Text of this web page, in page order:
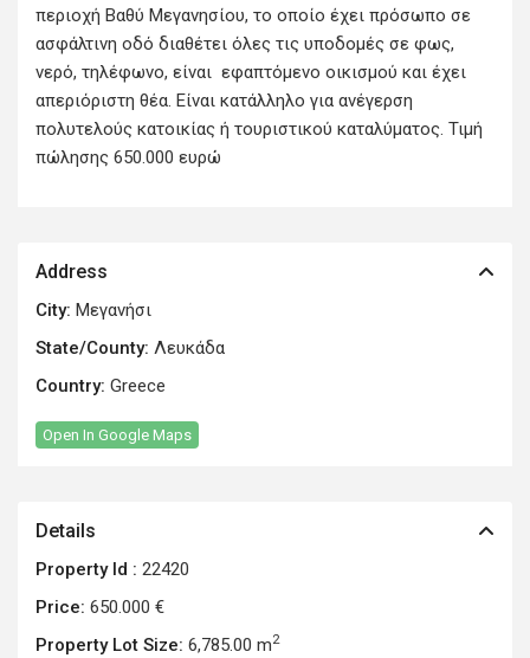
περιοχή Βαθύ Μεγανησίου, το οποίο έχει πρόσωπο σε
ασφάλτινη οδό διαθέτει όλες τις υποδομές σε φως,
νερό, τηλέφωνο, είναι εφαπτόμενο οικισμού και έχει
απεριόριστη θέα. Είναι κατάλληλο για ανέγερση
πολυτελούς κατοικίας ή τουριστικού καταλύματος. Τιμή
πώλησης 650.000 ευρώ
Address
City: Μεγανήσι
State/County: Λευκάδα
Country: Greece
Open In Google Maps
Details
Property Id : 22420
Price: 650.000 €
Property Lot Size: 6,785.00 m2